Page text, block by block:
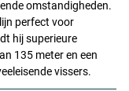
omstandigheden.
perfect voor
hij superieure
135 meter en een
vissers.